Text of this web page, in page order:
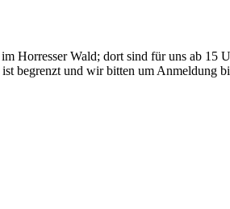
Horresser Wald; dort sind für uns ab 15
begrenzt und wir bitten um Anmeldung